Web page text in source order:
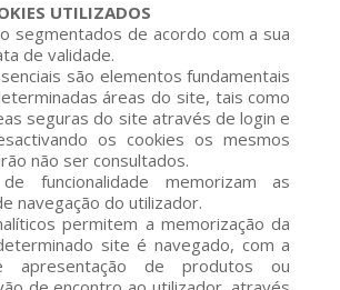
UTILIZADOS
segmentados de acordo com a sua
de validade.
são elementos fundamentais
áreas do site, tais como
seguras do site através de login e
os cookies os mesmos
não ser consultados.
funcionalidade memorizam as
navegação do utilizador.
permitem a memorização da
site é navegado, com a
apresentação de produtos ou